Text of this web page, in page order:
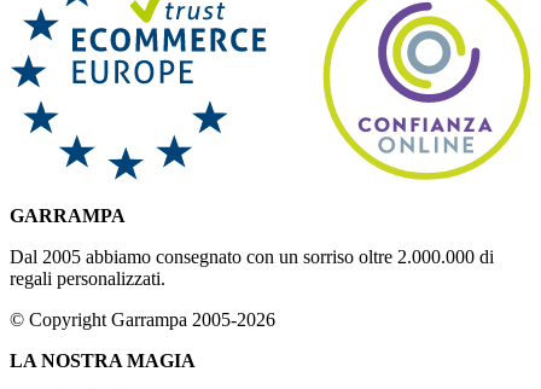
GARRAMPA
Dal 2005 abbiamo consegnato con un sorriso oltre 2.000.000 di
regali personalizzati.
© Copyright Garrampa 2005-2026
LA NOSTRA MAGIA